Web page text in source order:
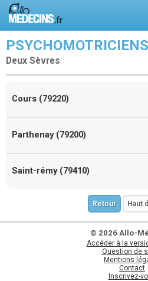
PSYCHOMOTRICIENS
Deux Sèvres
Cours (79220)
Parthenay (79200)
Saint-rémy (79410)
Retour Haut
© 2026 Allo-
Accéder à la
Question de
Mentions
Contact
Inscrivez-